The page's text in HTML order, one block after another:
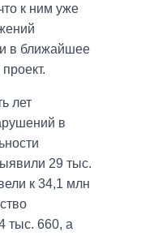
к ним уже
в ближайшее
лет
в
29 тыс.
к 34,1 млн
тыс. 660, а